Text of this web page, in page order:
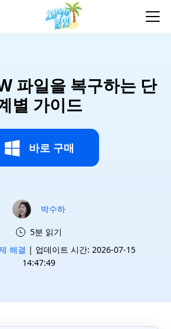
파일을 복구하는 단
별 가이드
바로 구매
박수하
5분 읽기
해결 | 업데이트 시간: 2026-07-15
14:47:49